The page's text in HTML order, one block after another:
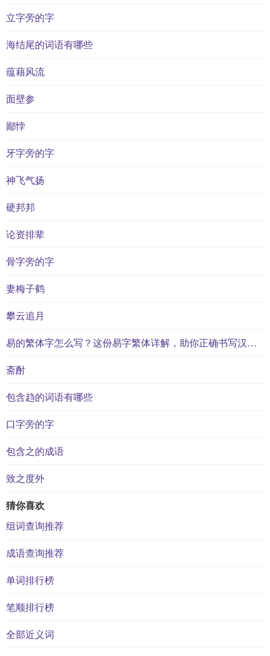
立字旁的字
海结尾的词语有哪些
蕴藉风流
面壁参
鄙悖
牙字旁的字
神飞气扬
硬邦邦
论资排辈
骨字旁的字
妻梅子鹤
攀云追月
易的繁体字怎么写？这份易字繁体详解，助你正确书写汉字_汉字繁体学习
斋酎
包含趋的词语有哪些
口字旁的字
包含之的成语
致之度外
猜你喜欢
组词查询推荐
成语查询推荐
单词排行榜
笔顺排行榜
全部近义词